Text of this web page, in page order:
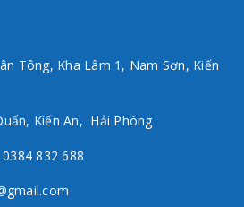
Tông, Kha Lâm 1, Nam Sơn, Kiến
Kiến An, Hải Phòng
832 688